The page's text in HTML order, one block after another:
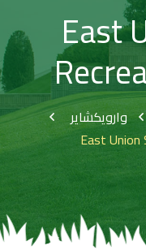
East
وارويكشاير
East